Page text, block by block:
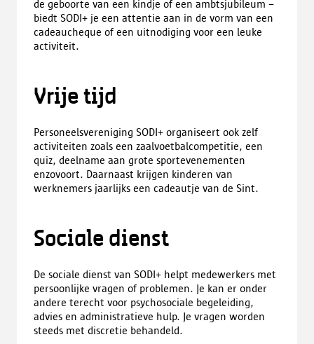
de geboorte van een kindje of een ambtsjubileum –
biedt SODI+ je een attentie aan in de vorm van een
cadeaucheque of een uitnodiging voor een leuke
activiteit.
Vrije tijd
Personeelsvereniging SODI+ organiseert ook zelf
activiteiten zoals een zaalvoetbalcompetitie, een
quiz, deelname aan grote sportevenementen
enzovoort. Daarnaast krijgen kinderen van
werknemers jaarlijks een cadeautje van de Sint.
Sociale dienst
De sociale dienst van SODI+ helpt medewerkers met
persoonlijke vragen of problemen. Je kan er onder
andere terecht voor psychosociale begeleiding,
advies en administratieve hulp. Je vragen worden
steeds met discretie behandeld.